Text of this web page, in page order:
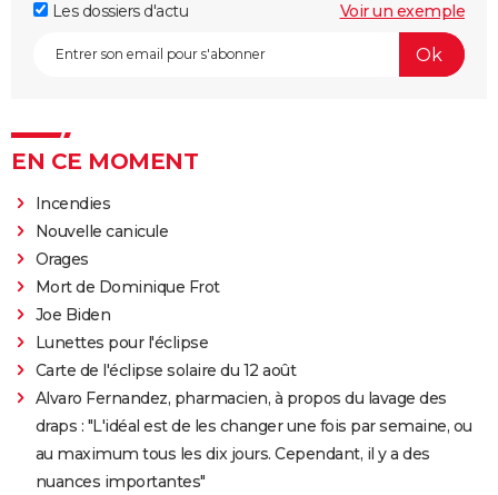
Les dossiers d'actu
Voir un exemple
EN CE MOMENT
Incendies
Nouvelle canicule
Orages
Mort de Dominique Frot
Joe Biden
Lunettes pour l'éclipse
Carte de l'éclipse solaire du 12 août
Alvaro Fernandez, pharmacien, à propos du lavage des
draps : "L'idéal est de les changer une fois par semaine, ou
au maximum tous les dix jours. Cependant, il y a des
nuances importantes"